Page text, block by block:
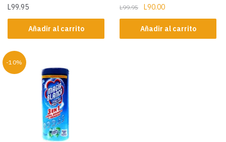
L99.95
Añadir al carrito
L99.95 L90.00
Añadir al carrito
-10%